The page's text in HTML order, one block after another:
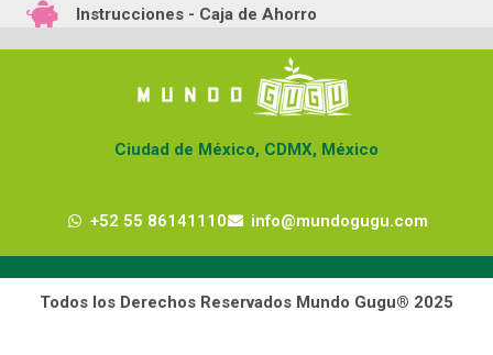
Instrucciones - Caja de Ahorro
Ciudad de México, CDMX, México
+52 55 86141110 info@mundogugu.com
Todos los Derechos Reservados Mundo Gugu® 2025